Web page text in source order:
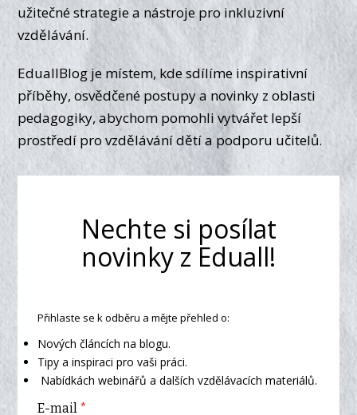
užitečné strategie a nástroje pro inkluzivní
vzdělávání.
EduallBlog je místem, kde sdílíme inspirativní
příběhy, osvědčené postupy a novinky z oblasti
pedagogiky, abychom pomohli vytvářet lepší
prostředí pro vzdělávání dětí a podporu učitelů.
Nechte si posílat
novinky z Eduall!
Přihlaste se k odběru a mějte přehled o:
Nových článcích na blogu.
Tipy a inspiraci pro vaši práci.
Nabídkách webinářů a dalších vzdělávacích materiálů.
E-mail *